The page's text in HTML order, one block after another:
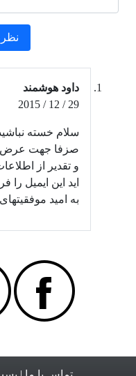
داود هوشمند
29 / 12 / 2015
سلام خسته
صزفا جهت عرض
و تقدیر از
اید این ایمیل
به امید